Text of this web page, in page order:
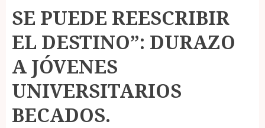
SE PUEDE REESCRIBIR
EL DESTINO”: DURAZO
A JÓVENES
UNIVERSITARIOS
BECADOS.